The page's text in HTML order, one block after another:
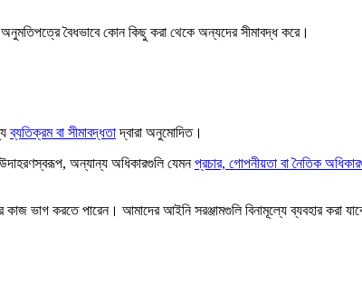
অনুমতিপত্রে বৈধভাবে কোন কিছু করা থেকে অন্যদের সীমাবদ্ধ করে।
ব্যতিক্রম বা সীমাবদ্ধতাদ্বারা অনুমোদিত।
অন্যান্য অধিকারগুলি যেমনপ্রচার, গোপনীয়তা বা নৈতিক
কাজ ভাগ করতে পারেন। আমাদের আইনি সরঞ্জামগুলি বিনামূল্যে ব্যবহার করা